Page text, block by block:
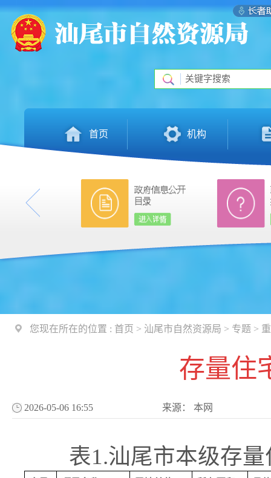
首页 机构
您现在所在的位置 : 首页 > 汕尾市自然资源局 > 专题 >
存量住
2026-05-06 16:55 来源： 本网
表1.汕尾市本级存量